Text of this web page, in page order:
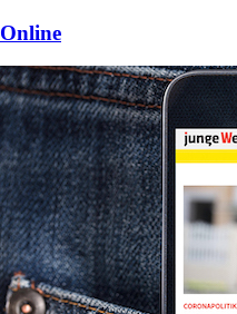
Online